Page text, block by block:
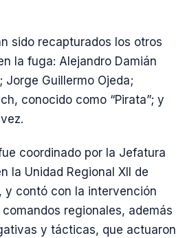
sido recapturados los otros
la fuga: Alejandro Damián
Jorge Guillermo Ojeda;
conocido como “Pirata”; y
coordinado por la Jefatura
la Unidad Regional XII de
y contó con la intervención
regionales, además
y tácticas, que actuaron